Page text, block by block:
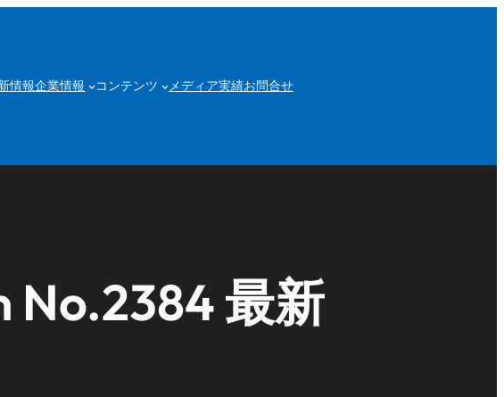
情報企業情報 コンテンツ メディア実績お問合せ
No.2384 最新